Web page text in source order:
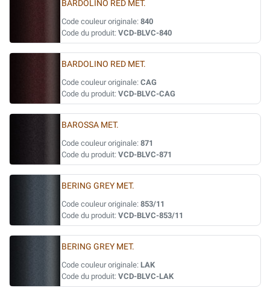
BARDOLINO RED MET.
Code couleur originale: 840
Code du produit: VCD-BLVC-840
BARDOLINO RED MET.
Code couleur originale: CAG
Code du produit: VCD-BLVC-CAG
BAROSSA MET.
Code couleur originale: 871
Code du produit: VCD-BLVC-871
BERING GREY MET.
Code couleur originale: 853/11
Code du produit: VCD-BLVC-853/11
BERING GREY MET.
Code couleur originale: LAK
Code du produit: VCD-BLVC-LAK